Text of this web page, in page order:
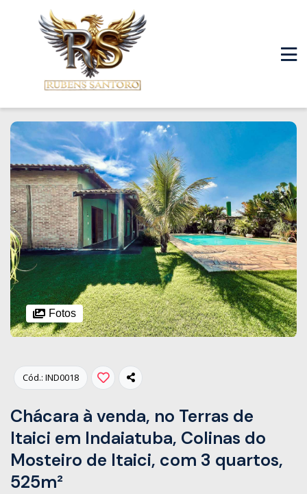
Fotos
Cód.: IND0018
Chácara à venda, no Terras de
Itaici em Indaiatuba, Colinas do
Mosteiro de Itaici, com 3 quartos,
525m²